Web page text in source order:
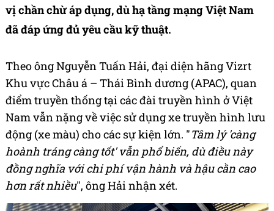
vị chần chừ áp dụng, dù hạ tầng mạng Việt Nam
đã đáp ứng đủ yêu cầu kỹ thuật.
Theo ông Nguyễn Tuấn Hải, đại diện hãng Vizrt
Khu vực Châu á – Thái Bình dương (APAC), quan
điểm truyền thống tại các đài truyền hình ở Việt
Nam vẫn nặng về việc sử dụng xe truyền hình lưu
động (xe màu) cho các sự kiện lớn. "Tâm lý 'càng
hoành tráng càng tốt' vẫn phổ biến, dù điều này
đồng nghĩa với chi phí vận hành và hậu cần cao
hơn rất nhiều", ông Hải nhận xét.